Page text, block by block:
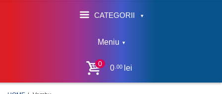
CATEGORII
Meniu
0 0 .00lei